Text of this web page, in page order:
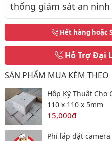
thống giám sát an
Hết hàng hoặc
Hỗ Trợ Đại
SẢN PHẨM MUA KÈM THEO
Hộp Kỹ Thuật Cho
110 x 110 x 5mm
15,000đ
Phí lắp đặt camera